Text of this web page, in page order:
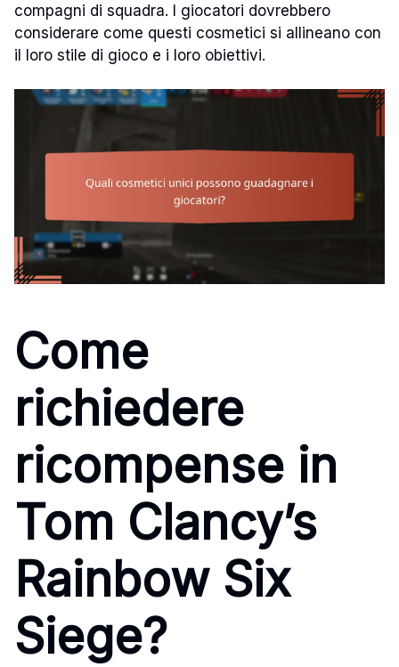
compagni di squadra. I giocatori dovrebbero
considerare come questi cosmetici si allineano con
il loro stile di gioco e i loro obiettivi.
Come
richiedere
ricompense in
Tom Clancy’s
Rainbow Six
Siege?